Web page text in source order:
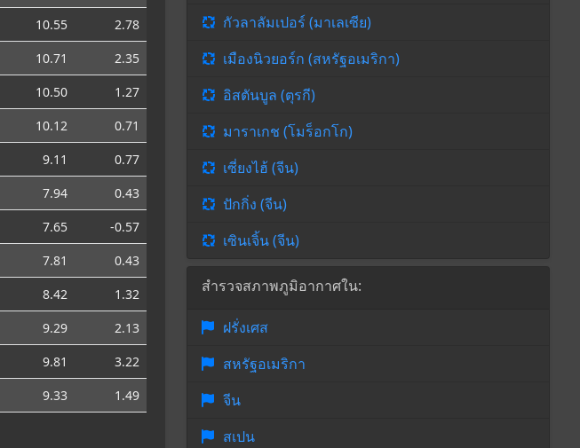
10.55
2.78
10.71
2.35
10.50
1.27
10.12
0.71
9.11
0.77
7.94
0.43
7.65
-0.57
7.81
0.43
8.42
1.32
9.29
2.13
9.81
3.22
9.33 1.49
กัวลาลัมเปอร์ (มาเลเซีย)
เมืองนิวยอร์ก (สหรัฐอเมริกา)
อิสตันบูล (ตุรกี)
มาราเกช (โมร็อกโก)
เซี่ยงไฮ้ (จีน)
ปักกิ่ง (จีน)
เซินเจิ้น (จีน)
สำรวจสภาพภูมิอากาศใน:
ฝรั่งเศส
สหรัฐอเมริกา
จีน
สเปน